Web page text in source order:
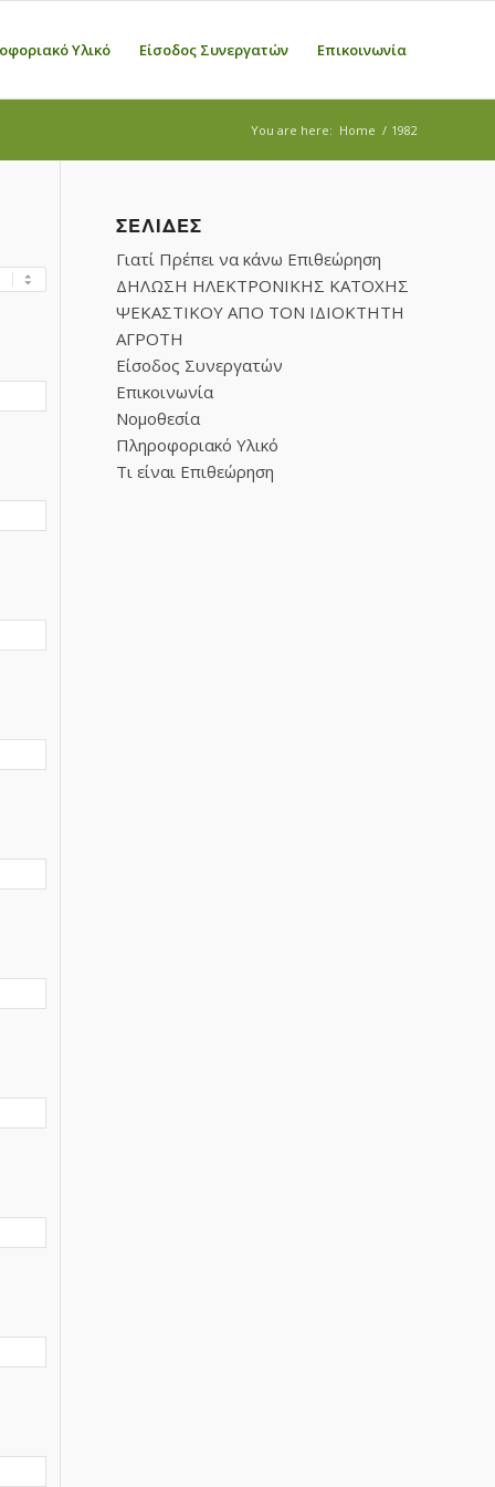
Υλικό Είσοδος Συνεργατών Επικοινωνία
You are here: Home / 1982
ΣΕΛΊΔΕΣ
Γιατί Πρέπει να κάνω Επιθεώρηση
ΔΗΛΩΣΗ ΗΛΕΚΤΡΟΝΙΚΗΣ ΚΑΤΟΧΗΣ
ΨΕΚΑΣΤΙΚΟΥ ΑΠΟ ΤΟΝ ΙΔΙΟΚΤΗΤΗ
ΑΓΡΟΤΗ
Είσοδος Συνεργατών
Επικοινωνία
Νομοθεσία
Πληροφοριακό Υλικό
Τι είναι Επιθεώρηση